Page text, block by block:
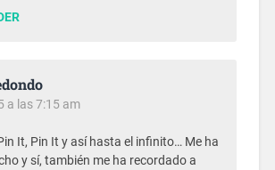
a las 7:15 am
It, Pin It y así hasta el infinito… Me ha
y sí, también me ha recordado a